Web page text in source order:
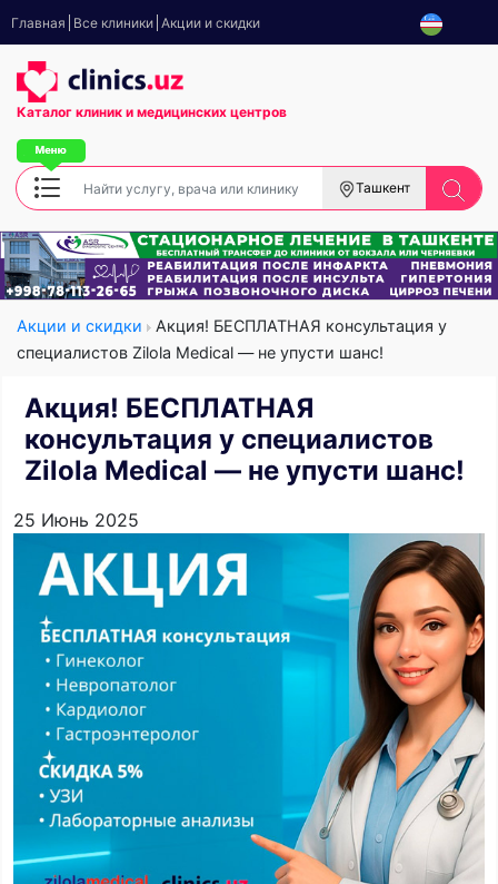
Главная Все клиники Акции и скидки
Каталог клиник и медицинских центров
Ташкент
Акции и скидки
Акция! БЕСПЛАТНАЯ консультация у
специалистов Zilola Medical — не упусти шанс!
Акция! БЕСПЛАТНАЯ
консультация у специалистов
Zilola Medical — не упусти шанс!
25 Июнь 2025